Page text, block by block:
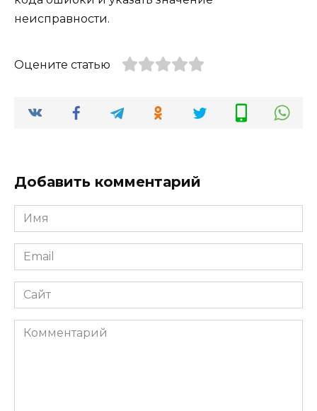
неисправности.
Оцените статью
Добавить комментарий
Имя
*
Email
*
Сайт
Комментарий